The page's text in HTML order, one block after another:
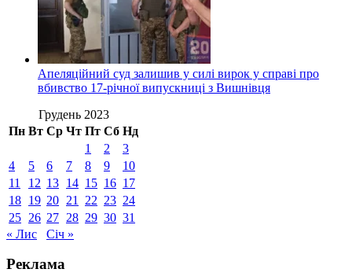
Апеляційний суд залишив у силі вирок у справі про
вбивство 17-річної випускниці з Вишнівця
Грудень 2023
Пн Вт Ср Чт Пт Сб Нд
1
2
3
4
5 6 7 8 9
10
11
12 13 14 15 16 17
18 19 20 21 22 23 24
25 26 27 28 29 30 31
« Лис
Січ »
Реклама